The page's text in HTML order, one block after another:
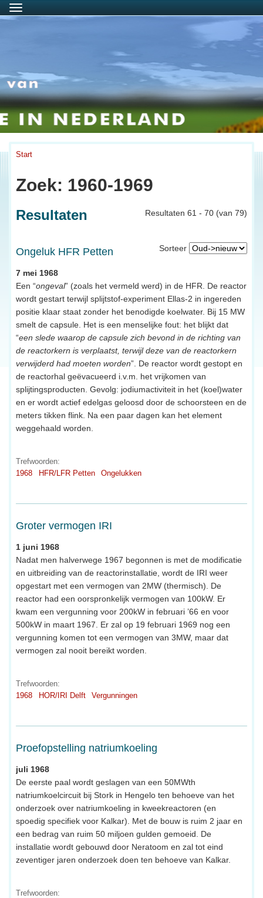
Menu
Start
Zoek: 1960-1969
Resultaten 61 - 70 (van 79)
Resultaten
Sorteer
Ongeluk HFR Petten
7 mei 1968
Een “ongeval” (zoals het vermeld werd) in de HFR. De reactor
wordt gestart terwijl splijtstof-experiment Ellas-2 in ingereden
positie klaar staat zonder het benodigde koelwater. Bij 15 MW
smelt de capsule. Het is een menselijke fout: het blijkt dat
“een slede waarop de capsule zich bevond in de richting van
de reactorkern is verplaatst, terwijl deze van de reactorkern
verwijderd had moeten worden”. De reactor wordt gestopt en
de reactorhal geëvacueerd i.v.m. het vrijkomen van
splijtingsproducten. Gevolg: jodiumactiviteit in het (koel)water
en er wordt actief edelgas geloosd door de schoorsteen en de
meters tikken flink. Na een paar dagen kan het element
weggehaald worden.
Trefwoorden:
1968
HFR/LFR Petten Ongelukken
Groter vermogen IRI
1 juni 1968
Nadat men halverwege 1967 begonnen is met de modificatie
en uitbreiding van de reactorinstallatie, wordt de IRI weer
opgestart met een vermogen van 2MW (thermisch). De
reactor had een oorspronkelijk vermogen van 100kW. Er
kwam een vergunning voor 200kW in februari ’66 en voor
500kW in maart 1967. Er zal op 19 februari 1969 nog een
vergunning komen tot een vermogen van 3MW, maar dat
vermogen zal nooit bereikt worden.
Trefwoorden:
1968
HOR/IRI Delft Vergunningen
Proefopstelling natriumkoeling
juli 1968
De eerste paal wordt geslagen van een 50MWth
natriumkoelcircuit bij Stork in Hengelo ten behoeve van het
onderzoek over natriumkoeling in kweekreactoren (en
spoedig specifiek voor Kalkar). Met de bouw is ruim 2 jaar en
een bedrag van ruim 50 miljoen gulden gemoeid. De
installatie wordt gebouwd door Neratoom en zal tot eind
zeventiger jaren onderzoek doen ten behoeve van Kalkar.
Trefwoorden: